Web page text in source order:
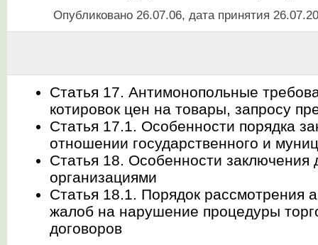
Опубликовано 26.07.06, дата принятия
Статья 17. Антимонопольные
котировок цен на товары, запросу
Статья 17.1. Особенности порядка
отношении государственного и
Статья 18. Особенности
организациями
Статья 18.1. Порядок рассмотрения
жалоб на нарушение процедуры
договоров